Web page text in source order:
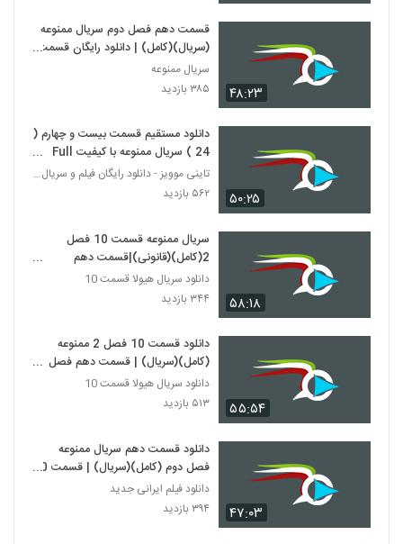
۴۸:۲۳
قسمت دهم فصل دوم سریال ممنوعه
(سریال)(کامل) | دانلود رایگان قسمت
23 سریال ممنوعه
سریال ممنوعه
۳۸۵ بازدید
۵۰:۲۵
دانلود مستقیم قسمت بیست و چهارم (
24 ) سریال ممنوعه با کیفیت Full
HD و لینک مستقیم
تاینی موویز - دانلود رایگان فیلم و سریال ایرانی جد
۵۶۲ بازدید
۵۸:۱۸
سریال ممنوعه قسمت 10 فصل
2(کامل)(قانونی)|قسمت دهم
سریالممنوعه فصل دوم - دانلود قانونی
دانلود سریال هیولا قسمت 10
۳۴۴ بازدید
۵۵:۵۴
دانلود قسمت 10 فصل 2 ممنوعه
(کامل)(سریال) | قسمت دهم فصل
دوم سریال ممنوعه (FULL HD)
دانلود سریال هیولا قسمت 10
۵۱۳ بازدید
۴۷:۰۳
دانلود قسمت دهم سریال ممنوعه
فصل دوم (کامل)(سریال) | قسمت 10
ممنوعه فصل 2 (online)
دانلود فیلم ایرانی جدید
۳۹۴ بازدید